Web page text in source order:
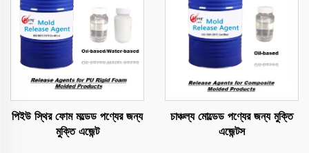
পিইউ স্থির ফোম মল্ডেড পণ্যের জন্য
মুক্তি এজেন্ট
চাঞ্চল্য মোল্ডেড পণ্যের জন্য মুক্তি
এজেন্টস